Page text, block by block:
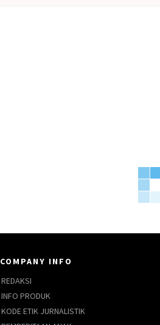
COMPANY INFO
REDAKSI
INFO PRODUK
KODE ETIK JURNALISTIK